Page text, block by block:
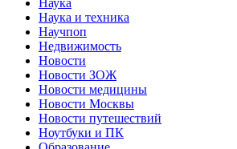
Наука и техника
Научпоп
Недвижимость
Новости
Новости ЗОЖ
Новости медицины
Новости Москвы
Новости путешествий
Ноутбуки и ПК